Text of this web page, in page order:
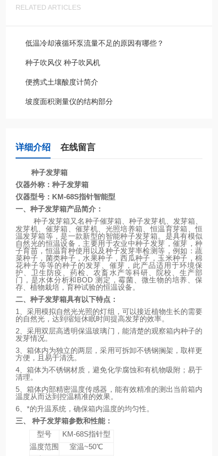
RELATED ARTICLES
低温冷却液循环泵流量不足的原因有哪些？
种子吹风仪 种子吹风机
便携式土壤酸度计简介
坡度面积测量仪的结构部分
详细介绍 在线留言
种子发芽箱
仪器外称：种子发芽箱
仪器型号： KM-68S指针智能型
一、种子发芽箱产品简介：
种子发芽箱又名种子催芽箱 、种子发芽机、发芽箱、
发芽机、催芽箱、催芽机、光照培养箱、恒温育芽箱、恒
温发芽箱等，是一款新型的智能种子发芽箱。 是具有模似
自然光的恒温设备， 主要用于农业中种子发芽，催芽，种
子育苗，恒温育种使用以及种子发芽率检测等，例如：蔬
菜种子，菌类种子，水果种子，西瓜种子，玉米种子，棉
花种子等等的种子的发芽、催芽，此产品适用于环境保
护、卫生防疫、药检、农畜水产等科研、院校、生产部
门，是水体分析和BOD 测定，霉菌、微生物的培养、保
存、植物栽培，育种试验的恒温设备。
二、种子发芽箱具有以下特点：
1
、采用模拟自然光光照的灯组，可以接近植物生长的需要
的自然光，达到缩短休眠时间提高发芽的效率。
2 、采用双层高透明保温玻璃门，能清楚的观察箱内种子的
发芽情况。
3 、箱体内为独立的两层，采用可拆卸不锈钢搁架，取样更
方便，且易于清洗。
4 、箱体为不锈钢材质，避免化学腐蚀和有机物吸附；易于
清理。
5 、箱体内部精密温度传感器，能有效精准的测出当前箱内
温度从而达到控温精准的效果。
6 、*的升温系统，确保箱内温度的均匀性。
三、
种子发芽箱参数和性能：
型号
KM-68S指针型
温度范围
室温~50℃